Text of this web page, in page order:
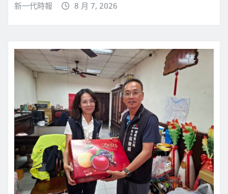
新一代時報 8 月 7, 2026